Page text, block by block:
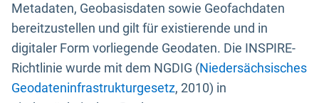
Metadaten, Geobasisdaten sowie Geofachdaten
bereitzustellen und gilt für existierende und in
digitaler Form vorliegende Geodaten. Die INSPIRE-
Richtlinie wurde mit dem NGDIG (Niedersächsisches
Geodateninfrastrukturgesetz, 2010) in